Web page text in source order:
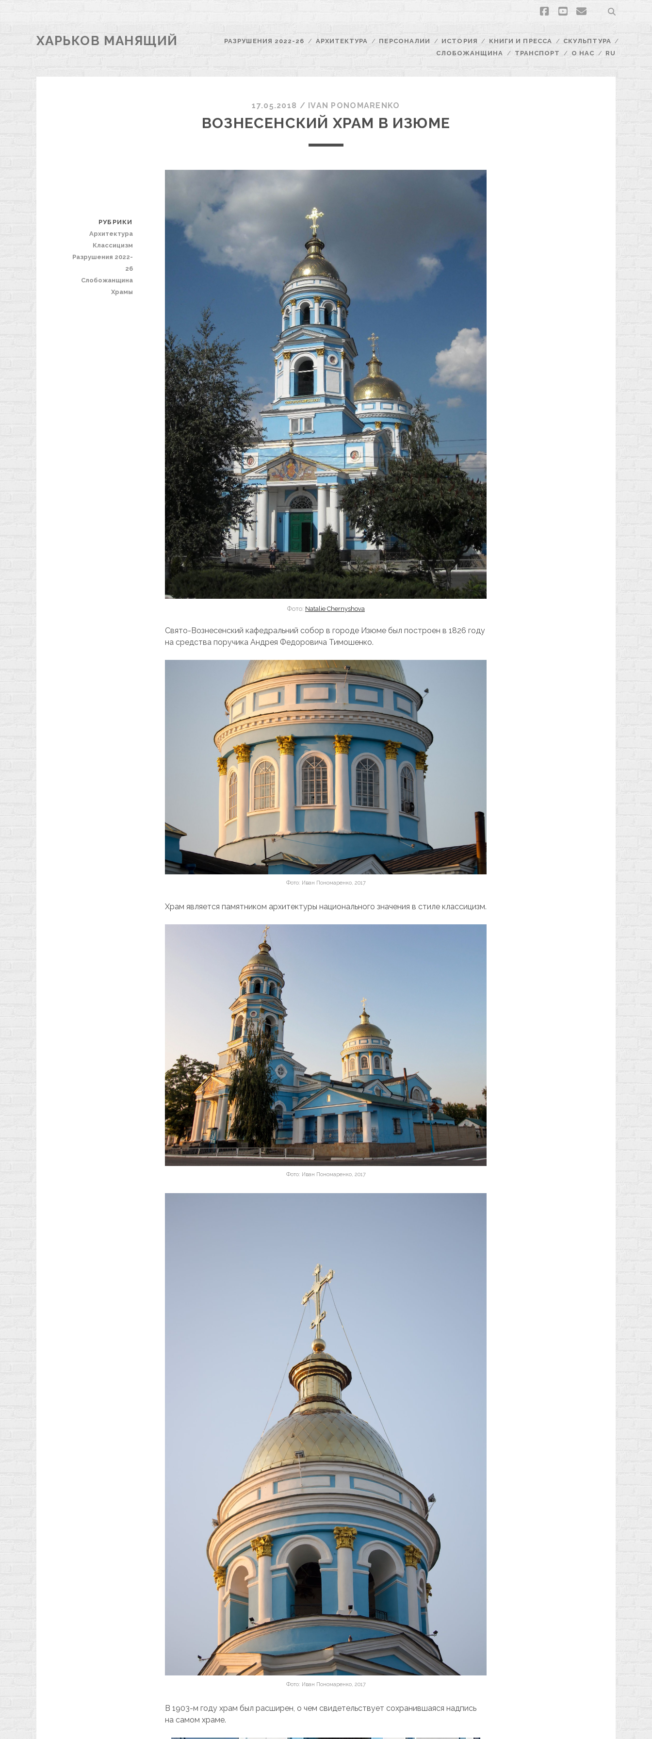
facebook
youtubeemail
ХАРЬКОВ МАНЯЩИЙ РАЗРУШЕНИЯ 2022-26 АРХИТЕКТУРА ПЕРСОНАЛИИ ИСТОРИЯ КНИГИ И ПРЕССА
СКУЛЬПТУРА
СЛОБОЖАНЩИНА
ТРАНСПОРТ О НАС RU
17.05.2018 / ІVAN PONOMARENKO
ВОЗНЕСЕНСКИЙ ХРАМ В ИЗЮМЕ
Фото: Natalie Chernyshova
Свято-Вознесенский кафедральний собор в городе Изюме был построен в 1826 году
на средства поручика Андрея Федоровича Тимошенко.
Фото: Иван Пономаренко, 2017
Храм является памятником архитектуры национального значения в стиле классицизм.
Фото: Иван Пономаренко, 2017
Фото: Иван Пономаренко, 2017
В 1903-м году храм был расширен, о чем свидетельствует сохранившаяся надпись
на самом храме.
РУБРИКИ
Архитектура
Классицизм
Разрушения 2022-
26
Слобожанщина
Храмы